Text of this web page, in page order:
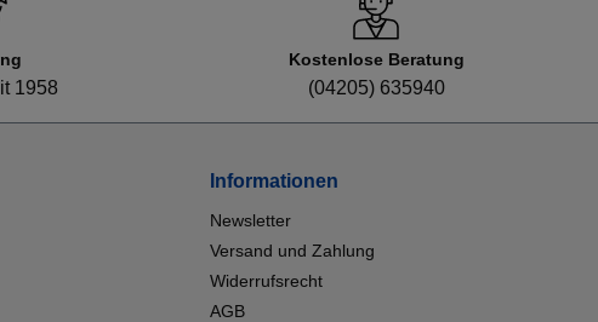
1958
Kostenlose Beratung
(04205) 635940
Informationen
Newsletter
Versand und Zahlung
Widerrufsrecht
AGB